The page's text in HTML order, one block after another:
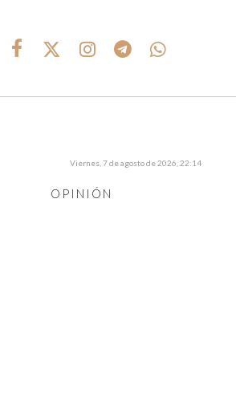
OPINIÓN
Viernes, 7 de agosto de 2026, 22:14